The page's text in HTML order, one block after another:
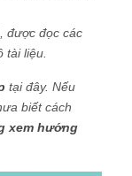
được đọc các
tài liệu.
tại đây. Nếu
biết cách
xem hướng